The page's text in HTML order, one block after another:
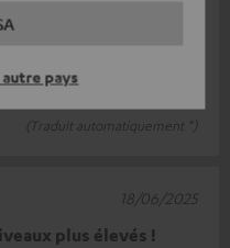
pays
(Traduit automatiquement *)
plus élevés !
18/06/2025